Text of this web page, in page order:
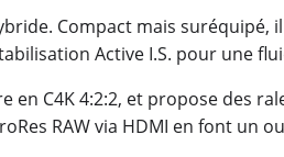
Compact mais
Active I.S. pour une
C4K 4:2:2, et propose des
RAW via HDMI en font un